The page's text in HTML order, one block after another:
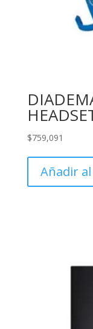
$759,091
Añadir